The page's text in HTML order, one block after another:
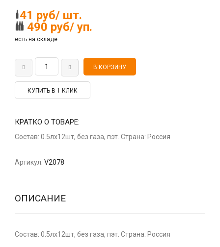
41 руб/ шт.
490 руб/ уп.
есть на складе
КУПИТЬ В 1 КЛИК
КРАТКО О ТОВАРЕ:
Состав: 0.5лх12шт, без газа, пэт. Страна: Россия
Артикул: V2078
ОПИСАНИЕ
Состав: 0.5лх12шт, без газа, пэт. Страна: Россия